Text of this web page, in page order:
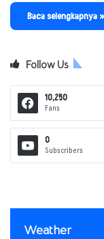
Baca selengkapnya »
Follow Us
10,250
Fans
0
Subscribers
Weather